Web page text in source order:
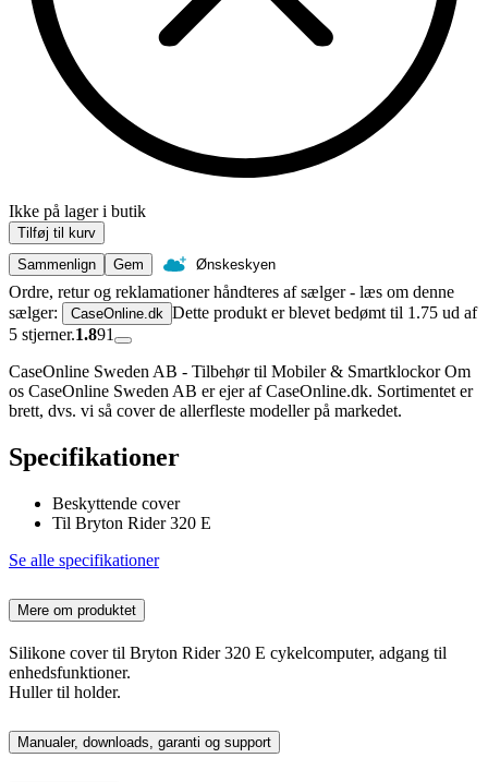
Ikke på lager i butik
Tilføj til kurv
Sammenlign
Gem Ønskeskyen
Ordre, retur og reklamationer håndteres af sælger - læs om denne
sælger:
CaseOnline.dk Dette produkt er blevet bedømt til 1.75 ud af
5 stjerner.1.891
CaseOnline Sweden AB - Tilbehør til Mobiler & Smartklockor Om
os CaseOnline Sweden AB er ejer af CaseOnline.dk. Sortimentet er
brett, dvs. vi så cover de allerfleste modeller på markedet.
Specifikationer
Beskyttende cover
Til Bryton Rider 320 E
Se alle specifikationer
Mere om produktet
Silikone cover til Bryton Rider 320 E cykelcomputer, adgang til
enhedsfunktioner.
Huller til holder.
Manualer, downloads, garanti og support